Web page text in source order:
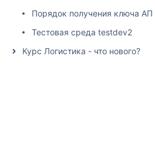
Порядок получения ключа АПИ
Тестовая среда testdev2
Курс Логистика - что нового?